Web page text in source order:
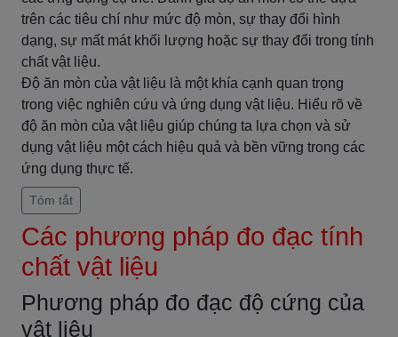
trên các tiêu chí như mức độ mòn, sự thay đổi hình
dạng, sự mất mát khối lượng hoặc sự thay đổi trong tính
chất vật liệu.
Độ ăn mòn của vật liệu là một khía cạnh quan trọng
trong việc nghiên cứu và ứng dụng vật liệu. Hiểu rõ về
độ ăn mòn của vật liệu giúp chúng ta lựa chọn và sử
dụng vật liệu một cách hiệu quả và bền vững trong các
ứng dụng thực tế.
Tóm tắt
Các phương pháp đo đạc tính
chất vật liệu
Phương pháp đo đạc độ cứng của
vật liệu